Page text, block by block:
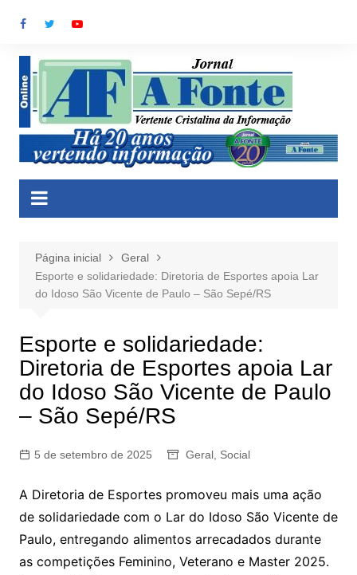
para
conteúdo
Página inicial
Geral
Esporte e solidariedade: Diretoria de Esportes apoia Lar
do Idoso São Vicente de Paulo – São Sepé/RS
Esporte e solidariedade:
Diretoria de Esportes apoia Lar
do Idoso São Vicente de Paulo
– São Sepé/RS
5 de setembro de 2025 Geral, Social
A Diretoria de Esportes promoveu mais uma ação
de solidariedade com o Lar do Idoso São Vicente de
Paulo, entregando alimentos arrecadados durante
as competições Feminino, Veterano e Master 2025.